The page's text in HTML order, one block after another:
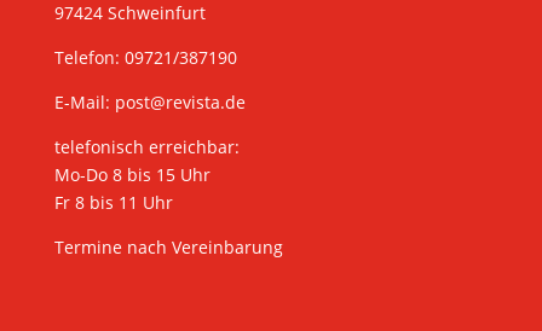
97424 Schweinfurt
Telefon: 09721/387190
E-Mail: post@revista.de
telefonisch erreichbar:
Mo-Do 8 bis 15 Uhr
Fr 8 bis 11 Uhr
Termine nach Vereinbarung